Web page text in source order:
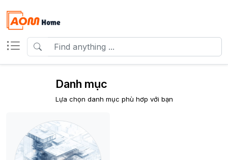
Danh mục
Lựa chọn danh mục phù hơp với bạn